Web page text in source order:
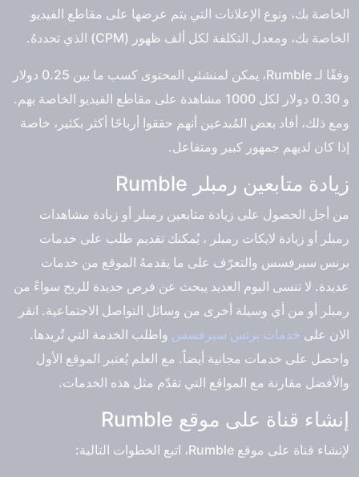
الخاصة بك، ونوع الإعلانات التي يتم عرضها على مقاطع الفيديو
الخاصة بك، ومعدل التكلفة لكل ألف ظهور (CPM) الذي تحددهُ.
وفقًا لـ Rumble، يمكن لمنشئي المحتوى كسب ما بين 0.25 دولار
و 0.30 دولار لكل 1000 مشاهدة على مقاطع الفيديو الخاصة بهم.
ومع ذلك، أفاد بعض المُبدعين أنهم حققوا أرباحًا أكثر بكثير، خاصة
إذا كان لديهم جمهور كبير ومتفاعل.
زيادة متابعين رمبلر Rumble
من أجل الحصول على زيادة متابعين رمبلر أو زيادة مشاهدات
رمبلر أو زيادة لايكات رمبلر ، يُمكنك تقديم طلب على خدمات
برنس سيرفسس والتعرّف على ما يقدمهُ الموقع من خدمات
عديدة. لا تنسى اليوم العديد يبحث عن فرص جديدة للربح سواءً من
رمبلر أو من أي وسيلة أخرى من وسائل التواصل الاجتماعية. انقر
الان على خدمات برنس سيرفسس واطلب الخدمة التي تُريدها.
واحصل على خدمات مجانية أيضاً. مع العلم يُعتبر الموقع الأول
والأفضل مقارنة مع المواقع التي تقدّم مثل هذه الخدمات.
إنشاء قناة على موقع Rumble
لإنشاء قناة على موقع Rumble، اتبع الخطوات التالية: